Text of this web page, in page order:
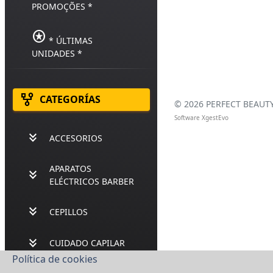
PROMOÇÕES *
stars * ÚLTIMAS
UNIDADES *
family_history CATEGORÍAS
keyboard_double_arrow_down ACCESORIOS
keyboard_double_arrow_down
APARATOS
ELÉCTRICOS BARBER
keyboard_double_arrow_down CEPILLOS
keyboard_double_arrow_down CUIDADO CAPILAR
© 2026 PERFECT
Software XgestEvo
Política de cookies